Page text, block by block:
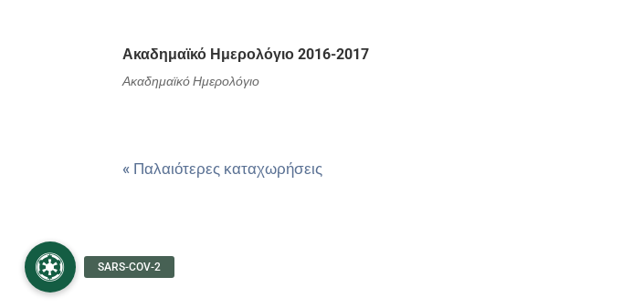
Ακαδημαϊκό Ημερολόγιο 2016-2017
Ακαδημαϊκό Ημερολόγιο
« Παλαιότερες καταχωρήσεις